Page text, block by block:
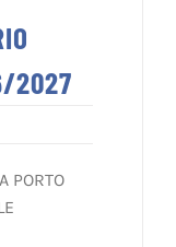
2027
PORTO